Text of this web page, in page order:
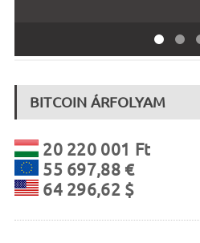
BITCOIN ÁRFOLYAM
20 220 001 Ft
55 697,88 €
64 296,62 $